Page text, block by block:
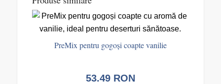
PreMix pentru gogoși coapte vanilie
53.49 RON